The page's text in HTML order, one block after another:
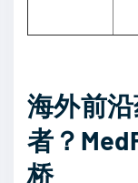
海外前
者？
桥